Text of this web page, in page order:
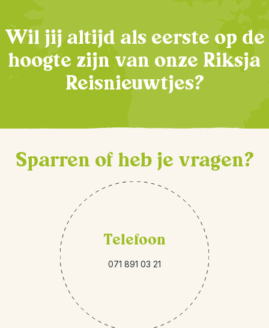
Wil jij altijd als eerste op de
hoogte zijn van onze Riksja
Reisnieuwtjes?
Sparren of heb je vragen?
Telefoon
071 891 03 21